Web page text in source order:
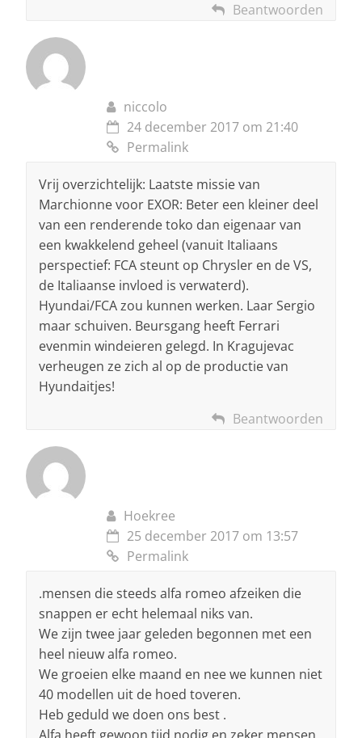
Beantwoorden
niccolo
24 december 2017 om 21:40
Permalink
Vrij overzichtelijk: Laatste missie van
Marchionne voor EXOR: Beter een kleiner deel
van een renderende toko dan eigenaar van
een kwakkelend geheel (vanuit Italiaans
perspectief: FCA steunt op Chrysler en de VS,
de Italiaanse invloed is verwaterd).
Hyundai/FCA zou kunnen werken. Laar Sergio
maar schuiven. Beursgang heeft Ferrari
evenmin windeieren gelegd. In Kragujevac
verheugen ze zich al op de productie van
Hyundaitjes!
Beantwoorden
Hoekree
25 december 2017 om 13:57
Permalink
.mensen die steeds alfa romeo afzeiken die
snappen er echt helemaal niks van.
We zijn twee jaar geleden begonnen met een
heel nieuw alfa romeo.
We groeien elke maand en nee we kunnen niet
40 modellen uit de hoed toveren.
Heb geduld we doen ons best .